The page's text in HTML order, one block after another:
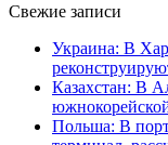
Свежие записи
Украина: В
Казахстан: В
Польша: В